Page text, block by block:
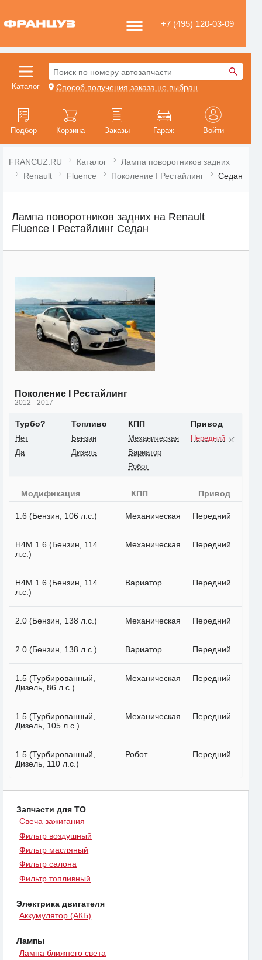
+7 (495) 120-03-09
Каталог
Поиск по номеру автозапчасти
Способ получения заказа не выбран
Подбор Корзина Заказы Гараж Войти
FRANCUZ.RU Каталог
Лампа поворотников задних
Renault
Fluence Поколение I Рестайлинг Седан
Лампа поворотников задних на Renault
Fluence I Рестайлинг Седан
Поколение I Рестайлинг
2012 - 2017
Турбо?
Нет
Да
Топливо
Бензин
Дизель
КПП
Механическая
Вариатор
Робот
Привод
Передний
Модификация КПП Привод
1.6 (Бензин, 106 л.с.) Механическая Передний
H4M 1.6 (Бензин, 114
л.с.)
Механическая Передний
H4M 1.6 (Бензин, 114
л.с.)
Вариатор Передний
2.0 (Бензин, 138 л.с.) Механическая Передний
2.0 (Бензин, 138 л.с.) Вариатор Передний
1.5 (Турбированный,
Дизель, 86 л.с.)
Механическая Передний
1.5 (Турбированный,
Дизель, 105 л.с.)
Механическая Передний
1.5 (Турбированный,
Дизель, 110 л.с.)
Робот Передний
Запчасти для ТО
Свеча зажигания
Фильтр воздушный
Фильтр масляный
Фильтр салона
Фильтр топливный
Электрика двигателя
Аккумулятор (АКБ)
Лампы
Лампа ближнего света